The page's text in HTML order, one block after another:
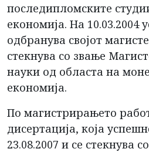
последипломските
економија. На 10.03.2004
одбранува својот
стекнува со звање
науки од областа на
економија.
По магистрирањето
дисертација, која
23.08.2007 и се стекнува